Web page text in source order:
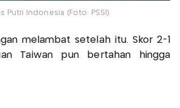
Putri Indonesia (Foto: PSSI)
melambat setelah itu. Skor 2-1
Taiwan pun bertahan hingga